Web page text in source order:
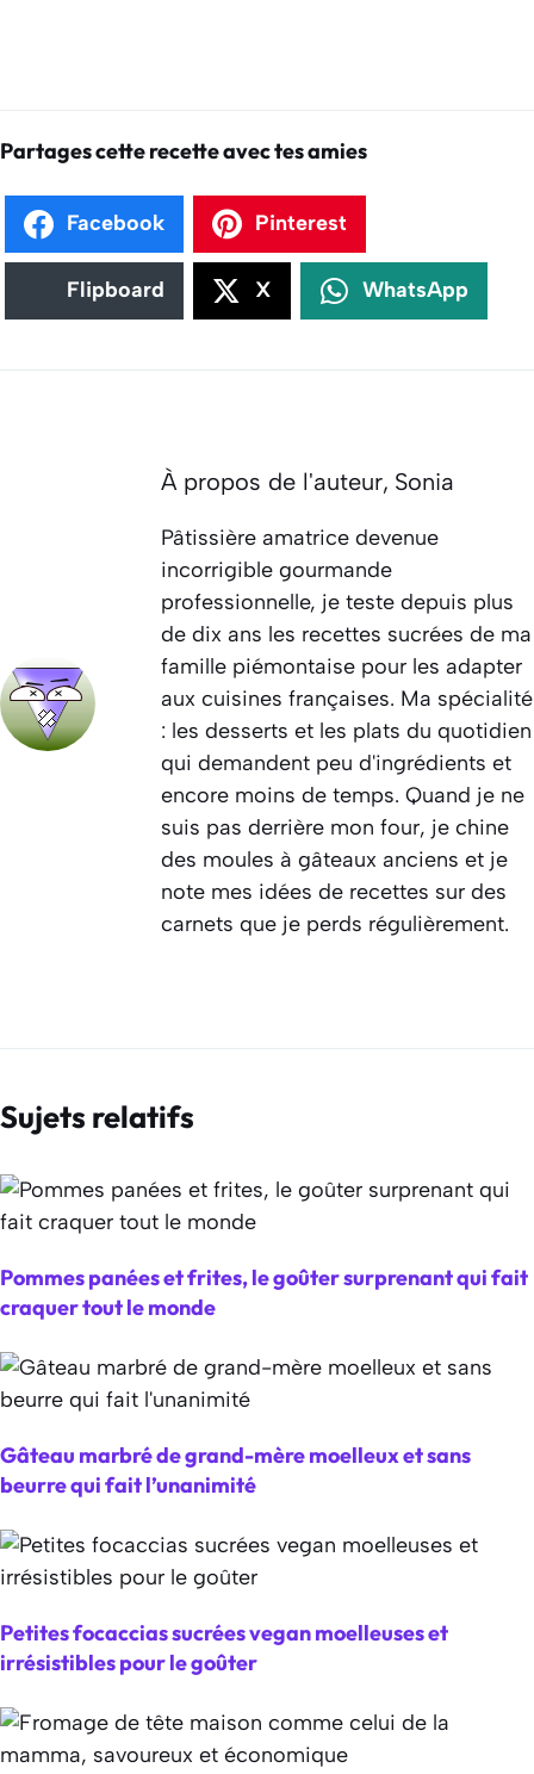
Partages cette recette avec tes amies
Facebook Pinterest
Flipboard X WhatsApp
À propos de l'auteur, Sonia
Pâtissière amatrice devenue
incorrigible gourmande
professionnelle, je teste depuis plus
de dix ans les recettes sucrées de ma
famille piémontaise pour les adapter
aux cuisines françaises. Ma spécialité
: les desserts et les plats du quotidien
qui demandent peu d'ingrédients et
encore moins de temps. Quand je ne
suis pas derrière mon four, je chine
des moules à gâteaux anciens et je
note mes idées de recettes sur des
carnets que je perds régulièrement.
Sujets relatifs
Pommes panées et frites, le goûter surprenant qui fait
craquer tout le monde
Gâteau marbré de grand-mère moelleux et sans
beurre qui fait l’unanimité
Petites focaccias sucrées vegan moelleuses et
irrésistibles pour le goûter